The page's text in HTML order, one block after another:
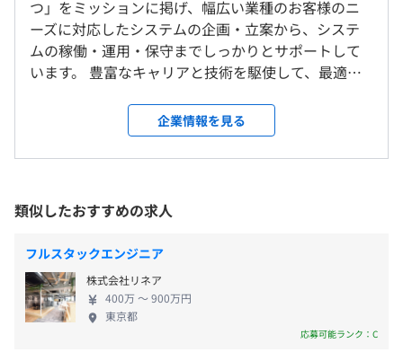
相談の上、ご希望のマシンを支給いたします。
就業場所の変更範囲
＜雇入時＞
会社の定める場所
※案件により勤務地が変更します。
受動喫煙防止措置に関する事項
※現場により異なります。
休憩時間：60分
平均残業時間：平均残業時間は月10時間ほど
【年間休日120日以上】
■年末年始
■出産育児休暇
■介護休暇
■有給休暇（取得率80％以上）
つ」をミッションに掲げ、幅広い業種のお客様のニ
ーズに対応したシステムの企画・立案から、システ
ムの稼働・運用・保守までしっかりとサポートして
います。 豊富なキャリアと技術を駆使して、最適な
て活躍していきたい方を募集しています！ 【エンジ
ニアの皆さまへ】 ★★「大切な人に、自分に誇れる
仕事をしてほしい」だからボイスでは、3つのことを
ニアの成長のために何が必要かを考え、 ときにはお
客様先を駆け回ってでも、最適な案件を取りにいき
ます！ ◆前職の給与保証 あなたのこれまでの経験を
しっかりと評価し、前職以上の給与でお迎えしたい
と思います。 ◆プライベート充実 ボイスでは月平均
残業約10時間&有給取得率80%超！高稼働な案件はお
断りし、お休みがしっかり取れる環境を整えていま
企業情報を見る
類似したおすすめの求人
フルスタックエンジニア
株式会社リネア
400万 〜 900万円
東京都
応募可能ランク：C